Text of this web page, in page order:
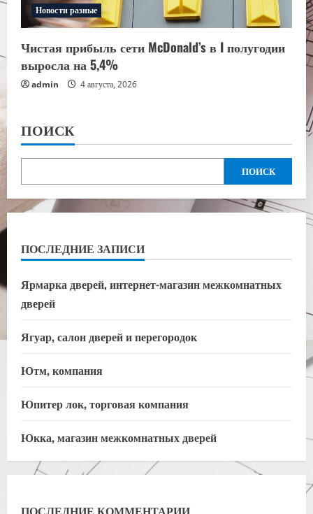
Новости разные
Чистая прибыль сети McDonald’s в I полугодии
выросла на 5,4%
admin 4 августа, 2026
ПОИСК
ПОИСК
ПОСЛЕДНИЕ ЗАПИСИ
Ярмарка дверей, интернет-магазин межкомнатных
дверей
Ягуар, салон дверей и перегородок
Ютм, компания
Юпитер лок, торговая компания
Юкка, магазин межкомнатных дверей
ПОСЛЕДНИЕ КОММЕНТАРИИ